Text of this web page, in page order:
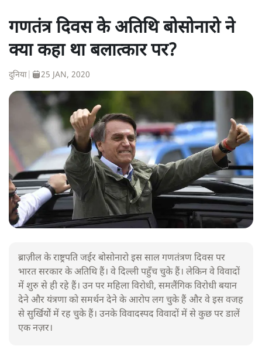
गणतंत्र दिवस के अतिथि बोसोनारो ने
क्या कहा था बलात्कार पर?
दुनिया 25 JAN, 2020
ब्राज़ील के राष्ट्रपति जईर बोसोनारो इस साल गणतंत्रण दिवस पर
भारत सरकार के अतिथि हैं। वे दिल्ली पहुँच चुके हैं। लेकिन वे विवादों
में शुरु से ही रहे हैं। उन पर महिला विरोधी, समलैंगिक विरोधी बयान
देने और यंत्रणा को समर्थन देने के आरोप लग चुके हैं और वे इस वजह
से सुर्खियोें में रह चुके हैं। उनके विवादस्पद विवादों में से कुछ पर डालें
एक नज़र।